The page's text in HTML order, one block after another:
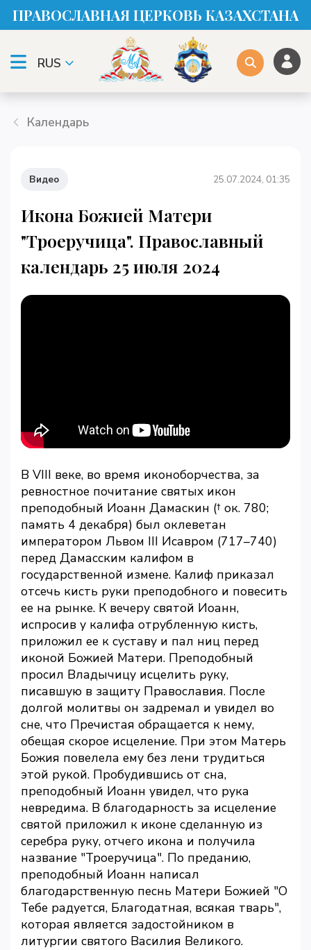
ПРАВОСЛАВНАЯ ЦЕРКОВЬ КАЗАХСТАНА
RUS
Календарь
Видео 25.07.2024, 01:35
Икона Божией Матери
"Троеручица". Православный
календарь 25 июля 2024
В VIII веке, во время иконоборчества, за
ревностное почитание святых икон
преподобный Иоанн Дамаскин († ок. 780;
память 4 декабря) был оклеветан
императором Львом III Исавром (717–740)
перед Дамасским калифом в
государственной измене. Калиф приказал
отсечь кисть руки преподобного и повесить
ее на рынке. К вечеру святой Иоанн,
испросив у калифа отрубленную кисть,
приложил ее к суставу и пал ниц перед
иконой Божией Матери. Преподобный
просил Владычицу исцелить руку,
писавшую в защиту Православия. После
долгой молитвы он задремал и увидел во
сне, что Пречистая обращается к нему,
обещая скорое исцеление. При этом Матерь
Божия повелела ему без лени трудиться
этой рукой. Пробудившись от сна,
преподобный Иоанн увидел, что рука
невредима. В благодарность за исцеление
святой приложил к иконе сделанную из
серебра руку, отчего икона и получила
название "Троеручица". По преданию,
преподобный Иоанн написал
благодарственную песнь Матери Божией "О
Тебе радуется, Благодатная, всякая тварь",
которая является задостойником в
литургии святого Василия Великого.